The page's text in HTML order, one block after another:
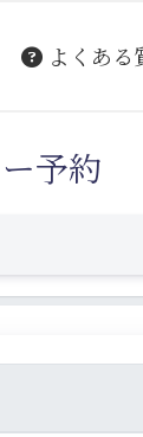
よくある
予約